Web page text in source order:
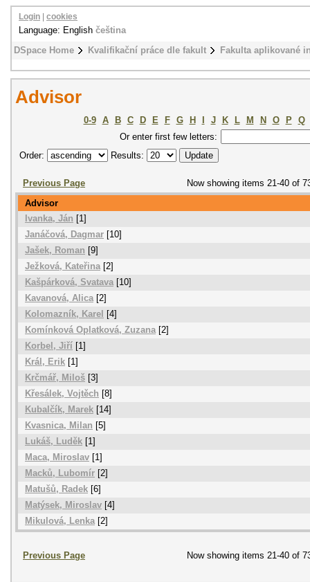
DSpace Home Kvalifikační práce dle fakult Fakulta aplikované
Login cookies
Language: English čeština
Advisor
0-9 A B C D E F G H J K L M N O P
Q
Or enter first few letters:
Order:
Results:
Previous Page
Now showing items 21-40 of
Advisor
Ivanka, Ján [1]
Janáčová, Dagmar [10]
Jašek, Roman [9]
Ježková, Kateřina[2]
Kašpárková, Svatava [10]
Kavanová, Alica[2]
Kolomazník, Karel
[4]
Komínková Oplatková, Zuzana[2]
Korbel, Jiří [1]
Král, Erik [1]
Krčmář, Miloš [3]
Křesálek, Vojtěch [8]
Kubalčík, Marek [14]
Kvasnica, Milan [5]
Lukáš, Luděk [1]
Maca, Miroslav [1]
Macků, Lubomír [2]
Matušů, Radek [6]
Matýsek, Miroslav [4]
Mikulová, Lenka[2]
Previous Page Now showing items 21-40 of